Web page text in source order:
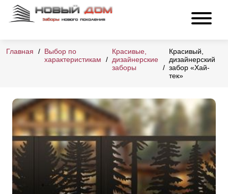
Главная
Выбор по
характеристикам
Красивые,
дизайнерские
заборы
Красивый,
дизайнерский
забор «Хай-
тек»